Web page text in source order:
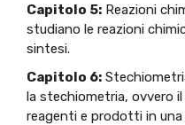
Capitolo 5: Reazioni
studiano le reazioni
sintesi.
Capitolo 6:
la stechiometria, ovvero
reagenti e prodotti in una